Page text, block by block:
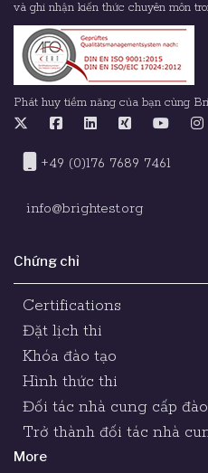
và ghi nhận kiến thức chuyên môn
Phát huy tiềm năng của bạn cùng
+49 (0)176 7689 7461
info@brightest.org
Chứng chỉ
Certifications
Đặt lịch thi
Khóa đào tạo
Hình thức thi
Đối tác nhà cung cấp
Trở thành đối tác nhà
More